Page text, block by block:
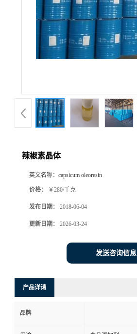
辣椒素晶体
英文名称： capsicum oleoresin
价格： ￥280/千克
发布日期： 2018-06-04
更新日期： 2026-03-24
发送咨询信息
产品详请
品牌